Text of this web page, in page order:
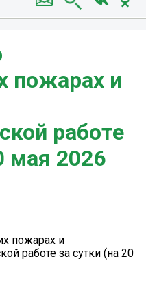
пожарах и
работе
мая 2026
пожарах и
работе за сутки (на 20